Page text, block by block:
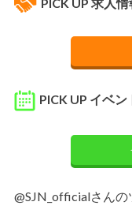
PICK UP イベン
@SJN_officialさんの